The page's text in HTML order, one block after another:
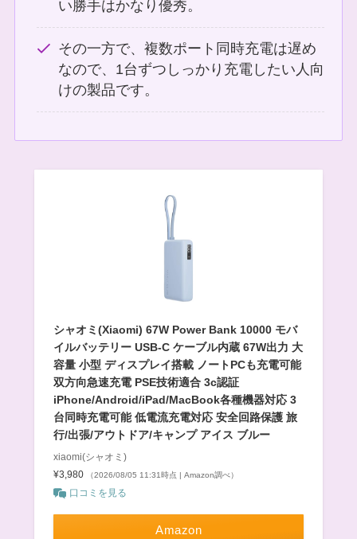
い勝手はかなり優秀。
その一方で、複数ポート同時充電は遅め
なので、1台ずつしっかり充電したい人向
けの製品です。
シャオミ(Xiaomi) 67W Power Bank 10000 モバ
イルバッテリー USB-C ケーブル内蔵 67W出力 大
容量 小型 ディスプレイ搭載 ノートPCも充電可能
双方向急速充電 PSE技術適合 3c認証
iPhone/Android/iPad/MacBook各種機器対応 3
台同時充電可能 低電流充電対応 安全回路保護 旅
行/出張/アウトドア/キャンプ アイス ブルー
xiaomi(シャオミ)
¥3,980
（2026/08/05 11:31時点 | Amazon調べ）
口コミを見る
Amazon